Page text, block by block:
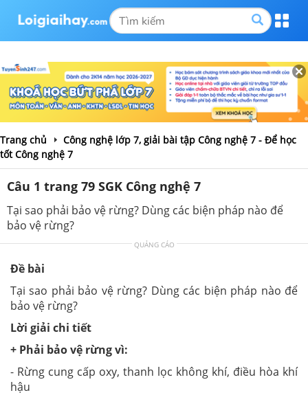
Trang chủ
Công nghệ lớp 7, giải bài tập Công nghệ 7 - Để học
tốt Công nghệ 7
Câu 1 trang 79 SGK Công nghệ 7
Tại sao phải bảo vệ rừng? Dùng các biện pháp nào để
bảo vệ rừng?
QUẢNG CÁO
Đề bài
Tại sao phải bảo vệ rừng? Dùng các biện pháp nào để
bảo vệ rừng?
Lời giải chi tiết
+ Phải bảo vệ rừng vì:
- Rừng cung cấp oxy, thanh lọc không khí, điều hòa khí
hậu